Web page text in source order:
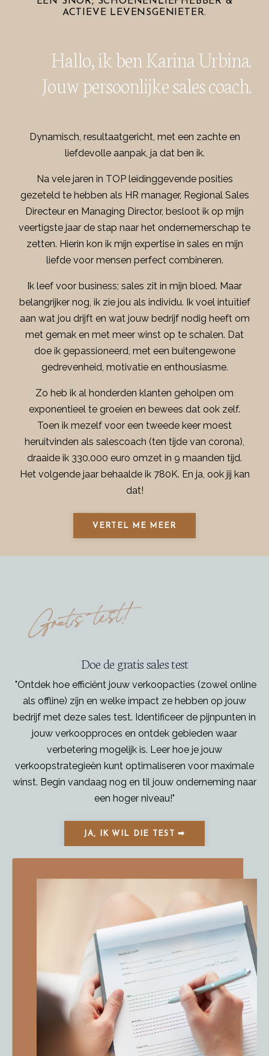
ACTIEVE LEVENSGENIETER.
Hallo, ik ben Karina Urbina.
Jouw persoonlijke sales coach.
Dynamisch, resultaatgericht, met een zachte en
liefdevolle aanpak, ja dat ben ik.
Na vele jaren in TOP leidinggevende posities
gezeteld te hebben als HR manager, Regional Sales
Directeur en Managing Director, besloot ik op mijn
veertigste jaar de stap naar het ondernemerschap te
zetten. Hierin kon ik mijn expertise in sales en mijn
liefde voor mensen perfect combineren.
Ik leef voor business; sales zit in mijn bloed. Maar
belangrijker nog, ik zie jou als individu. Ik voel intuïtief
aan wat jou drijft en wat jouw bedrijf nodig heeft om
met gemak en met meer winst op te schalen. Dat
doe ik gepassioneerd, met een buitengewone
gedrevenheid, motivatie en enthousiasme.
Zo heb ik al honderden klanten geholpen om
exponentieel te groeien en bewees dat ook zelf.
Toen ik mezelf voor een tweede keer moest
heruitvinden als salescoach (ten tijde van corona),
draaide ik 330.000 euro omzet in 9 maanden tijd.
Het volgende jaar behaalde ik 780K. En ja, ook jij kan
dat!
VERTEL ME MEER
Doe de gratis sales test
"Ontdek hoe efficiënt jouw verkoopacties (zowel online
als offline) zijn en welke impact ze hebben op jouw
bedrijf met deze sales test. Identificeer de pijnpunten in
jouw verkoopproces en ontdek gebieden waar
verbetering mogelijk is. Leer hoe je jouw
verkoopstrategieën kunt optimaliseren voor maximale
winst. Begin vandaag nog en til jouw onderneming naar
een hoger niveau!"
JA, IK WIL DIE TEST ➡